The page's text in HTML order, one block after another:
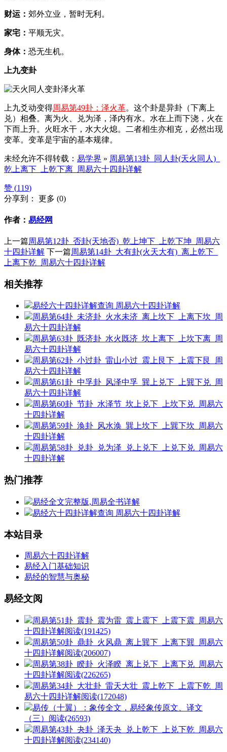
财运： 郊外立业，暂时无利。
家宅： 平顺无灾。
身体： 恐无生机。
上九变卦
上九爻动变得周易第49卦：泽火革。这个卦是异卦（下离上
兑）相叠。离为火、兑为泽，泽内有水。水在上而下浇，火在
下而上升。火旺水干，水大火熄。二者相生亦相克，必然出现
变革。变革是宇宙的基本规律。
未经允许不得转载： 易学界 » 周易第13卦_同人卦(天火同人)_
乾上离下_上乾下离_周易六十四卦详解
赞 (119)
分享到： 更多 (0)
作者： 易经网
上一篇周易第12卦_否卦(天地否)_乾上坤下_上乾下坤_周易六
十四卦详解 下一篇周易第14卦_大有卦(火天大有)_离上乾下_
上离下乾_周易六十四卦详解
相关推荐
易经六十四卦详解查询 周易六十四卦详解
周易第64卦_未济卦_火水未济_离上坎下_上离下坎_周
易六十四卦详解
周易第63卦_既济卦_水火既济_坎上离下_上坎下离_周
易六十四卦详解
周易第62卦_小过卦_雷山小过_震上艮下_上震下艮_周
易六十四卦详解
周易第61卦_中孚卦_风泽中孚_巽上兑下_上巽下兑_周
易六十四卦详解
周易第60卦_节卦_水泽节_坎上兑下_上坎下兑_周易六
十四卦详解
周易第59卦_涣卦_风水涣_巽上坎下_上巽下坎_周易六
十四卦详解
周易第58卦_兑卦_兑为泽_兑上兑下_上兑下兑_周易六
十四卦详解
热门推荐
易经全文完整版,周易全书详解
易经六十四卦详解查询 周易六十四卦详解
本站目录
周易六十四卦详解
易经入门基础知识
易经的智慧与奥秘
易经文阅
周易第51卦_震卦_震为雷_震上震下_上震下震_周易六
十四卦详解阅读(191425)
周易第50卦_鼎卦_火风鼎_离上巽下_上离下巽_周易六
十四卦详解阅读(206007)
周易第38卦_睽卦_火泽睽_离上兑下_上离下兑_周易六
十四卦详解阅读(226265)
周易第34卦_大壮卦_雷天大壮_震上乾下_上震下乾_周
易六十四卦详解阅读(172048)
易传（十翼）：象传全文，易经象传原文、译文
（三） 阅读(26593)
周易第43卦_夬卦_泽天夬_兑上乾下_上兑下乾_周易六
十四卦详解阅读(234140)